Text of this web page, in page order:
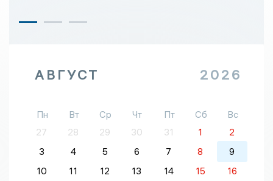
АВГУСТ 2026
Пн Вт Ср Чт Пт Сб
Вс
27
28 29 30 31 1
2
3
4 5 6 7 8
9
10
11 12 13 14 15
16